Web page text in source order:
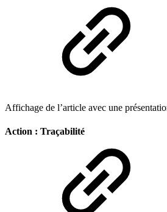
Affichage de l’article avec une
Action : Traçabilité